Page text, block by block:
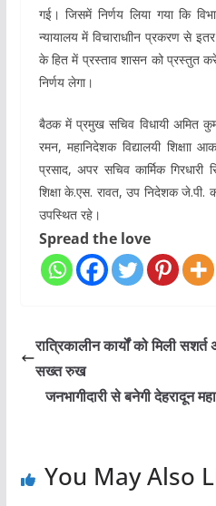
गई। जिसमें निर्णय लिया गया कि
न्यायालय में विचाराधाीन प्रकरण से
के हित में प्रस्ताव शासन को प्रस्तुत
निर्णय लेगा।
बैठक में प्रमुख सचिव विधायी अमित
रमन, महानिदेशक विद्यालयी शिक्षाा
प्रसाद, अपर सचिव कार्मिक गिरधारी
शिक्षा के.एस. रावत, उप निदेशक जे.पी.
उपस्थित रहे।
Spread the love
रात्रिकालीन कार्यों को मिली
सख्त रुख
जनभागीदारी से बनेगी देहरादून
You May Also